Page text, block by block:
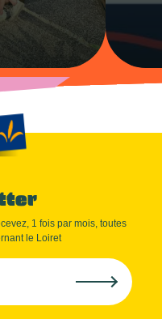
1 fois par mois, toutes
le Loiret